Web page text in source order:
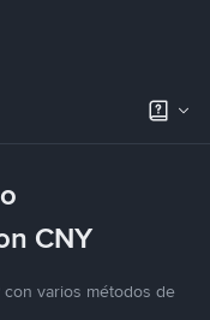
CNY
varios métodos de